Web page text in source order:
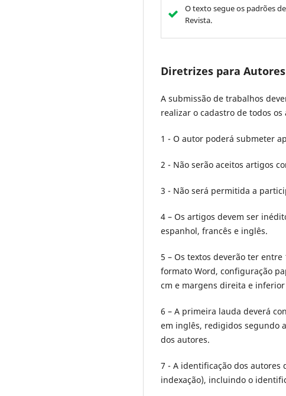
O texto segue os padrões
Revista.
Diretrizes para Autores
A submissão de trabalhos
realizar o cadastro de todos os
1 - O autor poderá submeter
2 - Não serão aceitos artigos
3 - Não será permitida a
4 – Os artigos devem ser
espanhol, francês e inglês.
5 – Os textos deverão ter
formato Word, configuração
cm e margens direita e
6 – A primeira lauda deverá
em inglês, redigidos segundo
dos autores.
7 - A identificação dos autores
indexação), incluindo o